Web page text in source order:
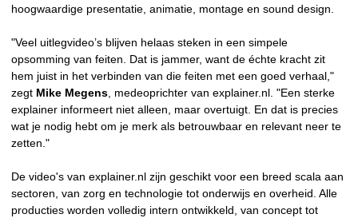
hoogwaardige presentatie, animatie, montage en sound design.
"Veel uitlegvideo’s blijven helaas steken in een simpele
opsomming van feiten. Dat is jammer, want de échte kracht zit
hem juist in het verbinden van die feiten met een goed verhaal,"
zegt Mike Megens , medeoprichter van explainer.nl. "Een sterke
explainer informeert niet alleen, maar overtuigt. En dat is precies
wat je nodig hebt om je merk als betrouwbaar en relevant neer te
zetten."
De video's van explainer.nl zijn geschikt voor een breed scala aan
sectoren, van zorg en technologie tot onderwijs en overheid. Alle
producties worden volledig intern ontwikkeld, van concept tot